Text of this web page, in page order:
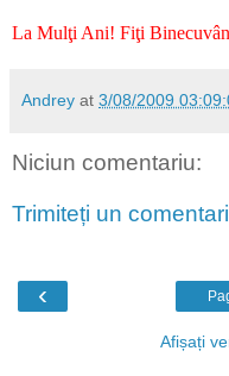
La Mulţi Ani! Fiţi
Andrey at 3/08/2009
Niciun comentariu:
Trimiteți un
‹
Afișați